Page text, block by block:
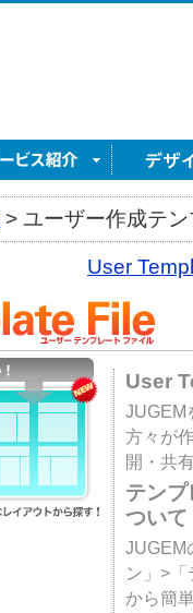
> ユーザー作成テ
User
User
JUGEM
方々が
開・共
テン
ついて
JUGEM
ン」>
から簡